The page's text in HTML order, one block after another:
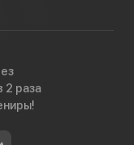
2 раза